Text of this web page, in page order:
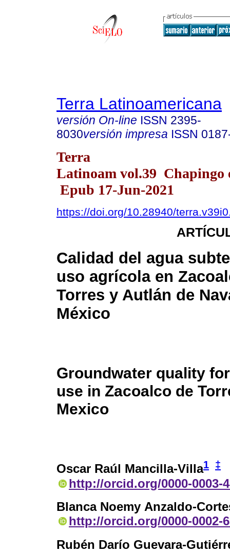
Terra Latinoamericana
versión On-line ISSN 2395-
8030versión impresa ISSN
Terra
Latinoam vol.39 Chapingo
Epub 17-Jun-2021
https://doi.org/10.28940/
Calidad del agua
uso agrícola en
Torres y Autlán de
México
Groundwater quality
use in Zacoalco de
Mexico
Oscar Raúl Mancilla-Villa1 ‡
http://orcid.org/0000-0003-
Blanca Noemy Anzaldo-
http://orcid.org/0000-0002-
Rubén Darío